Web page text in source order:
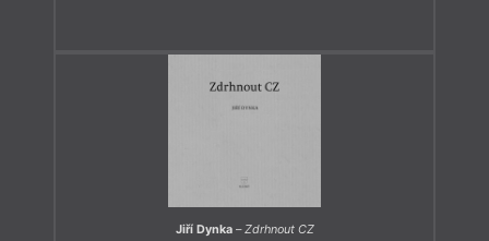
Jiří Dynka–Zdrhnout CZ